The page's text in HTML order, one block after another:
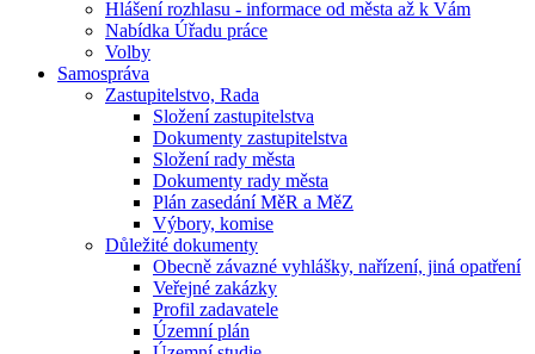
Hlášení rozhlasu - informace od města až k Vám
Nabídka Úřadu práce
Volby
Samospráva
Zastupitelstvo, Rada
Složení zastupitelstva
Dokumenty zastupitelstva
Složení rady města
Dokumenty rady města
Plán zasedání MěR a MěZ
Výbory, komise
Důležité dokumenty
Obecně závazné vyhlášky, nařízení, jiná opatření
Veřejné zakázky
Profil zadavatele
Územní plán